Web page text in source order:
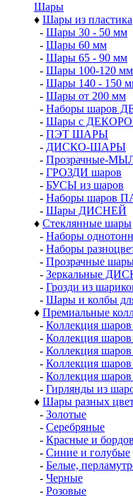
Шары
♦ Шары из пластика
- Шары 30 - 50 мм
- Шары 60 мм
- Шары 65 - 90 мм
- Шары 100-120 мм
- Шары 140 - 150
- Шары от 200 мм
- Наборы шаров
- Шары с
- ПЭТ ШАРЫ
- ДИСКО-ШАРЫ
- Прозрачные-
- ГРОЗДИ шаров
- БУСЫ из шаров
- Наборы шаров
- Шары ДИСНЕЙ
♦ Стеклянные шары
- Наборы
- Наборы
- Прозрачные
- Зеркальные
- Грозди из
- Шары и колбы
♦ Премиальные
- Коллекция
- Коллекция
- Коллекция
- Коллекция
- Коллекция
- Гирлянды из
♦ Шары разных
- Золотые
- Серебряные
- Красные и
- Синие и голубые
- Белые,
- Черные
- Розовые